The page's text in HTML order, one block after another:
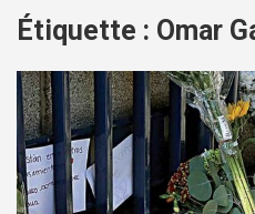
Étiquette : Omar